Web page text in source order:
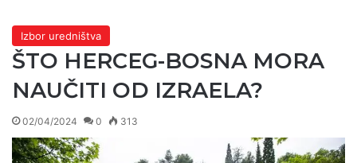
Izbor uredništva
ŠTO HERCEG-BOSNA MORA
NAUČITI OD IZRAELA?
02/04/2024 0 313